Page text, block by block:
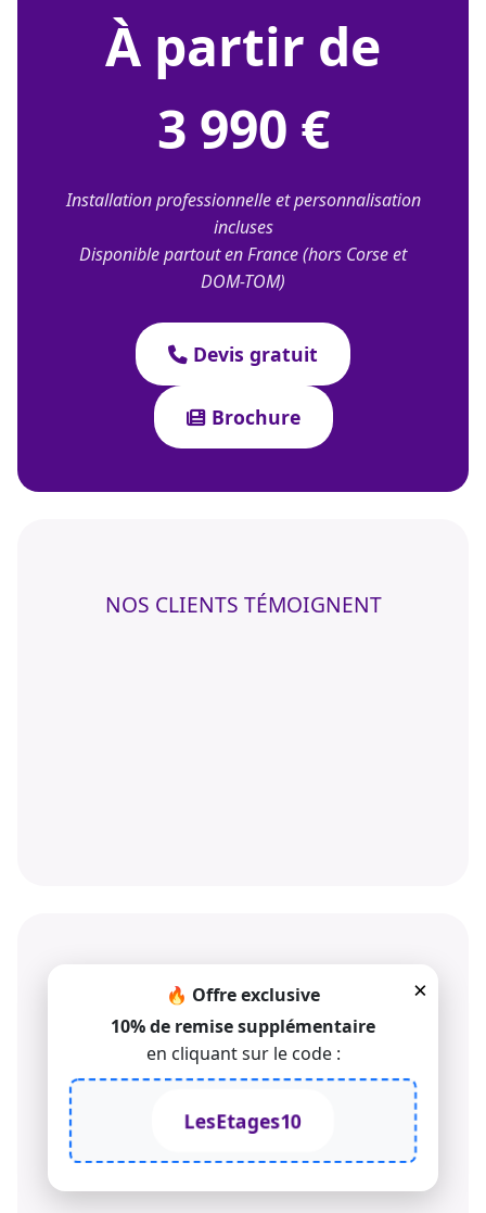
À partir de
3 990 €
Installation professionnelle et personnalisation
incluses
Disponible partout en France (hors Corse et
DOM-TOM)
Devis gratuit
Brochure
NOS CLIENTS TÉMOIGNENT
POURQUOI CHOISIR LES MONTE-
ESCALIERS TKE
×
🔥 Offre exclusive
10% de remise supplémentaire
en cliquant sur le code :
LesEtages10